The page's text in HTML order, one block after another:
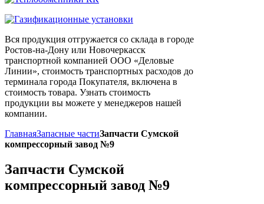
Вся продукция отгружается со склада в городе
Ростов-на-Дону или Новочеркасск
транспортной компанией ООО «Деловые
Линии», стоимость транспортных расходов до
терминала города Покупателя, включена в
стоимость товара. Узнать стоимость
продукции вы можете у менеджеров нашей
компании.
ГлавнаяЗапасные частиЗапчасти Сумской
компрессорный завод №9
Запчасти Сумской
компрессорный завод №9